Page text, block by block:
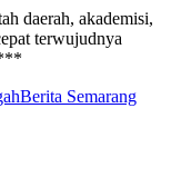
daerah, akademisi,
terwujudnya
Berita Semarang